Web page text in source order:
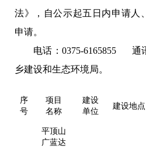
法》，自公示起五日内申请人
申请。
电话：0375-6165855 通
乡建设和生态环境局。
序
号
项目
名称
建设
单位
建设地点
平顶山
广蓝达